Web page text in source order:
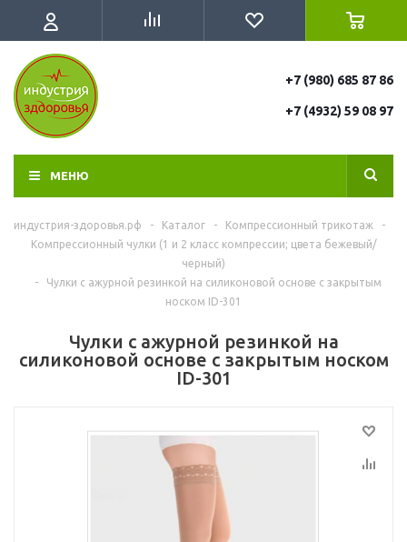
+7 (980) 685 87 86
+7 (4932) 59 08 97
МЕНЮ
индустрия-здоровья.рф - Каталог - Компрессионный трикотаж
-
Компрессионный чулки (1 и 2 класс компрессии; цвета бежевый/
черный)
-
Чулки с ажурной резинкой на силиконовой основе с закрытым
носком ID-301
Чулки с ажурной резинкой на
силиконовой основе с закрытым носком
ID-301